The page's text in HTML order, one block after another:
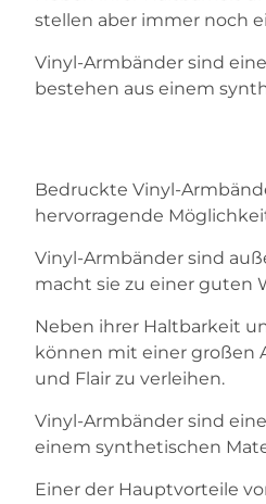
stellen aber immer noch
Vinyl-Armbänder sind
bestehen aus einem
Bedruckte Vinyl-
hervorragende
Vinyl-Armbänder sind
macht sie zu einer guten
Neben ihrer Haltbarkeit
können mit einer großen
und Flair zu verleihen.
Vinyl-Armbänder sind
einem synthetischen
Einer der Hauptvorteile